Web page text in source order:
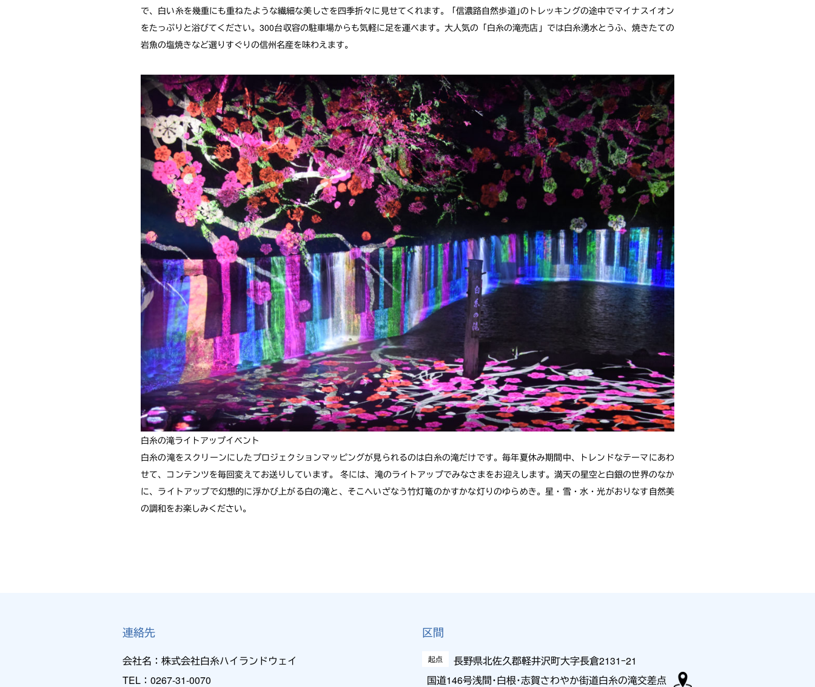
で、白い糸を幾重にも重ねたような繊細な美しさを四季折々に見せてくれます。 ｢信濃路自然歩道｣のトレッキングの途中でマイナスイオン
をたっぷりと浴びてください。300台収容の駐車場からも気軽に足を運べます。大人気の「白糸の滝売店」では白糸湧水とうふ、焼きたての
岩魚の塩焼きなど選りすぐりの信州名産を味わえます。
白糸の滝ライトアップイベント
白糸の滝をスクリーンにしたプロジェクションマッピングが見られるのは白糸の滝だけです。毎年夏休み期間中、トレンドなテーマにあわ
せて、コンテンツを毎回変えてお送りしています。 冬には、滝のライトアップでみなさまをお迎えします。満天の星空と白銀の世界のなか
に、ライトアップで幻想的に浮かび上がる白の滝と、そこへいざなう竹灯篭のかすかな灯りのゆらめき。星・雪・水・光がおりなす自然美
の調和をお楽しみください。
連絡先
会社名：株式会社白糸ハイランドウェイ
TEL：0267-31-0070
区間
起点
長野県北佐久郡軽井沢町大字長倉2131ｰ21
国道146号浅間･白根･志賀さわやか街道白糸の滝交差点